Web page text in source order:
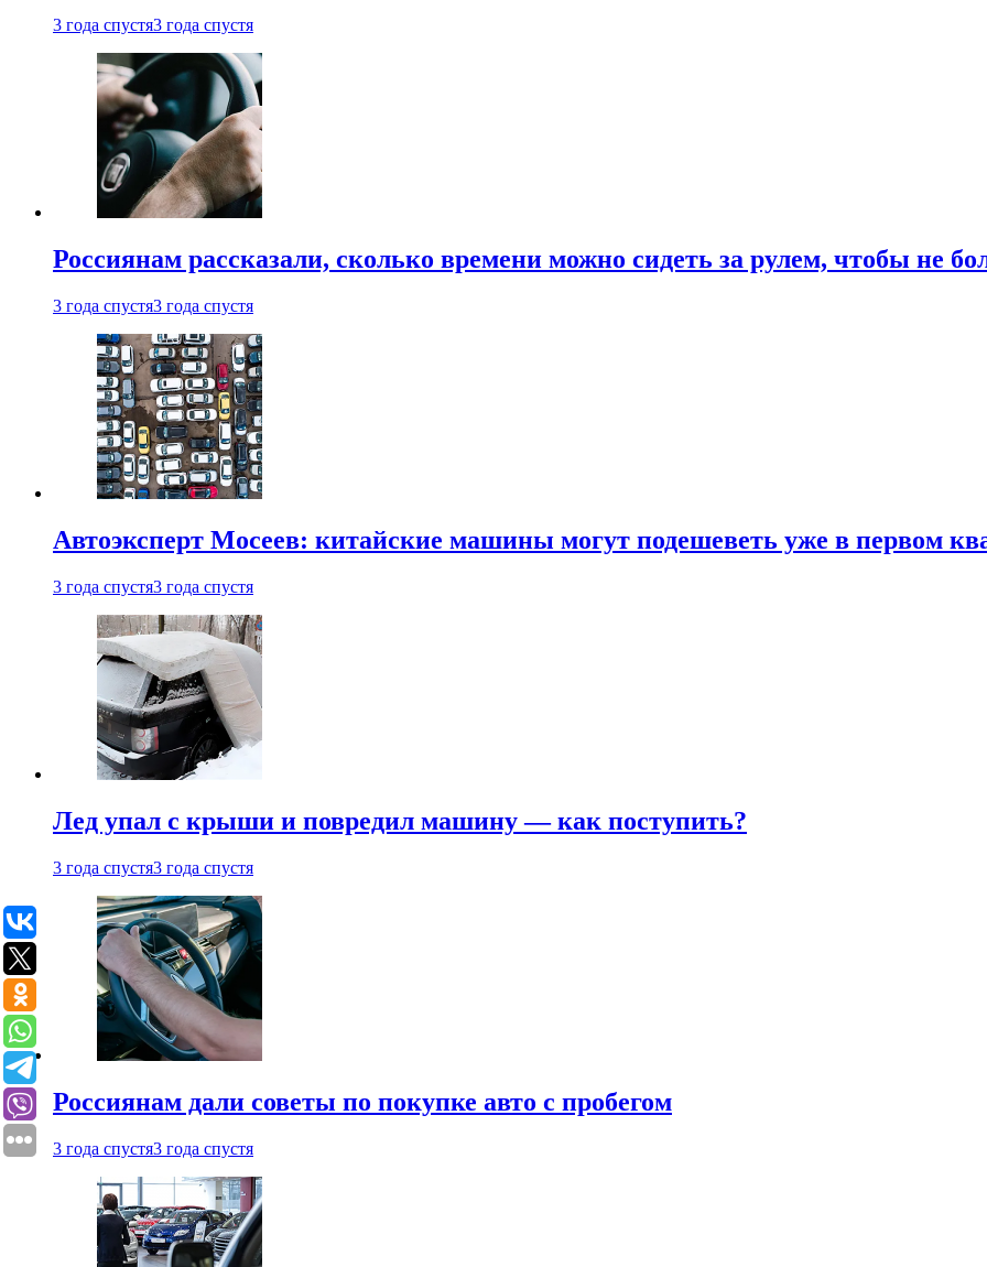
3 года спустя3 года спустя
Россиянам рассказали, сколько времени можно сидеть за рулем, чтобы не
3 года спустя3 года спустя
Автоэксперт Мосеев: китайские машины могут подешеветь уже в первом
3 года спустя3 года спустя
Лед упал с крыши и повредил машину — как поступить?
3 года спустя3 года спустя
Россиянам дали советы по покупке авто с пробегом
3 года спустя3 года спустя